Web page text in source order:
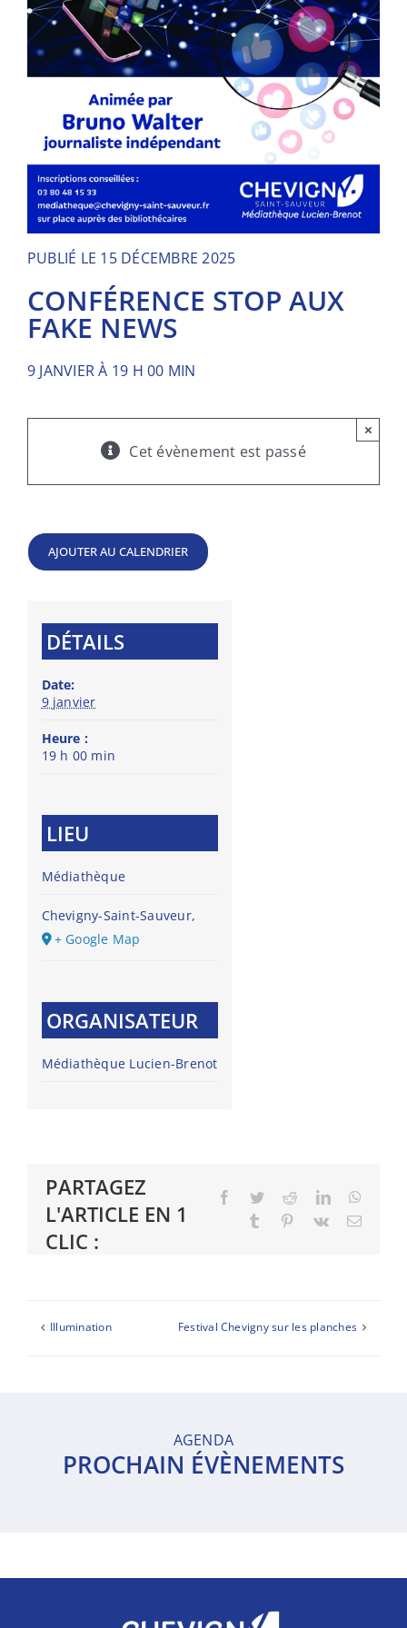
PUBLIÉ LE 15 DÉCEMBRE 2025
CONFÉRENCE STOP AUX
FAKE NEWS
9 JANVIER À 19 H 00 MIN
Cet évènement est passé
×
AJOUTER AU CALENDRIER
DÉTAILS
Date:
9 janvier
Heure :
19 h 00 min
LIEU
Médiathèque
Chevigny-Saint-Sauveur,
+ Google Map
ORGANISATEUR
Médiathèque Lucien-Brenot
PARTAGEZ
L'ARTICLE EN 1
CLIC :
Facebook
TwitterRedditLinkedIn
Tumblr Pinterest
Vk Email
Illumination Festival Chevigny sur les planches
AGENDA
PROCHAIN ÉVÈNEMENTS